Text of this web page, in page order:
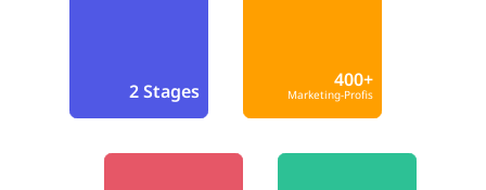
2 Stages 400+
Marketing-Profis